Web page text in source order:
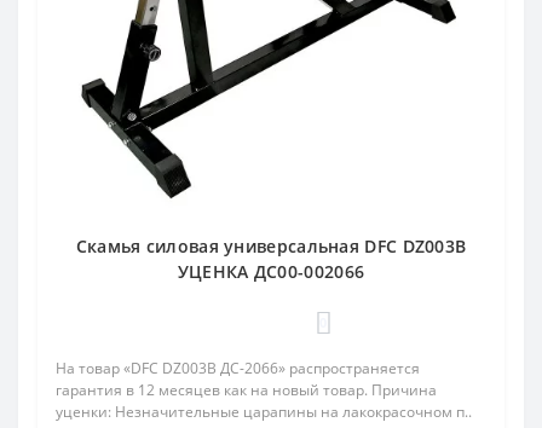
Скамья силовая универсальная DFC DZ003B
УЦЕНКА ДС00-002066
На товар «DFC DZ003B ДС-2066» распространяется
гарантия в 12 месяцев как на новый товар. Причина
уценки: Незначительные царапины на лакокрасочном п..